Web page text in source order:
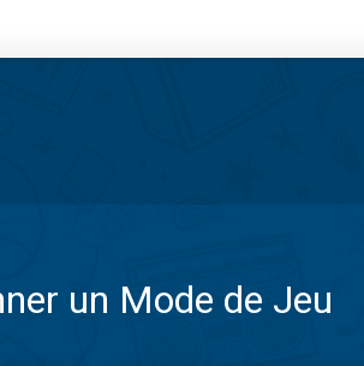
un Mode de Jeu